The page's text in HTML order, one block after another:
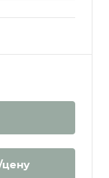
цену